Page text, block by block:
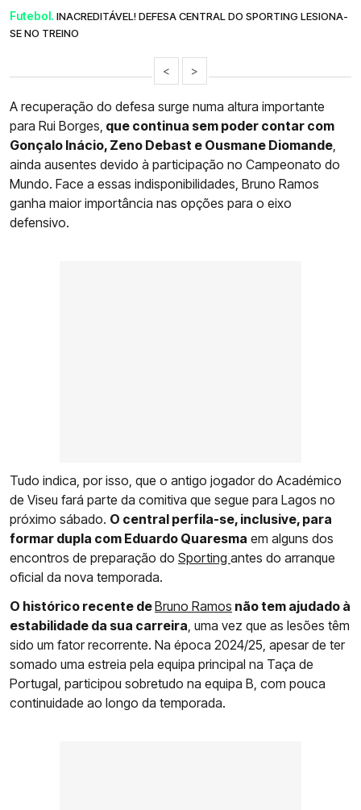
Futebol. INACREDITÁVEL! DEFESA CENTRAL DO SPORTING LESIONA-
SE NO TREINO
< >
A recuperação do defesa surge numa altura importante
para Rui Borges, que continua sem poder contar com
Gonçalo Inácio, Zeno Debast e Ousmane Diomande
ainda ausentes devido à participação no Campeonato do
Mundo. Face a essas indisponibilidades, Bruno Ramos
ganha maior importância nas opções para o eixo
defensivo.
Tudo indica, por isso, que o antigo jogador do Académico
de Viseu fará parte da comitiva que segue para Lagos no
próximo sábado. O central perfila-se, inclusive, para
formar dupla com Eduardo Quaresma em alguns dos
encontros de preparação do Sporting antes do arranque
oficial da nova temporada.
O histórico recente deBruno Ramos não tem ajudado à
estabilidade da sua carreira , uma vez que as lesões têm
sido um fator recorrente. Na época 2024/25, apesar de ter
somado uma estreia pela equipa principal na Taça de
Portugal, participou sobretudo na equipa B, com pouca
continuidade ao longo da temporada.